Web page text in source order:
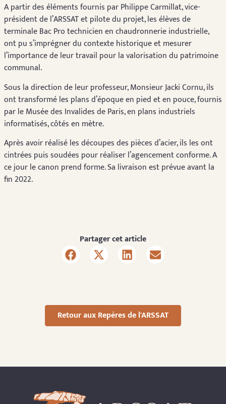
A partir des éléments fournis par Philippe Carmillat, vice-
président de l’ARSSAT et pilote du projet, les élèves de
terminale Bac Pro technicien en chaudronnerie industrielle,
ont pu s’imprégner du contexte historique et mesurer
l’importance de leur travail pour la valorisation du patrimoine
communal.
Sous la direction de leur professeur, Monsieur Jacki Cornu, ils
ont transformé les plans d’époque en pied et en pouce, fournis
par le Musée des Invalides de Paris, en plans industriels
informatisés, côtés en mètre.
Après avoir réalisé les découpes des pièces d’acier, ils les ont
cintrées puis soudées pour réaliser l’agencement conforme. A
ce jour le canon prend forme. Sa livraison est prévue avant la
fin 2022.
Partager cet article
Retour aux Repères de l'ARSSAT